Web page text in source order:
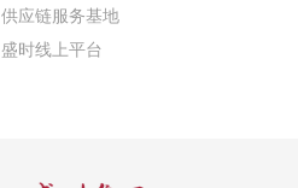
供应链服务基地
盛时线上平台